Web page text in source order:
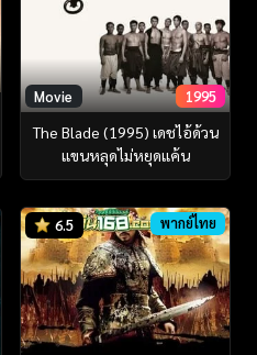
Movie 1995
The Blade (1995) เดชไอ้ด้วน
แขนหลุดไม่หยุดแค้น
6.5 พากย์ไทย